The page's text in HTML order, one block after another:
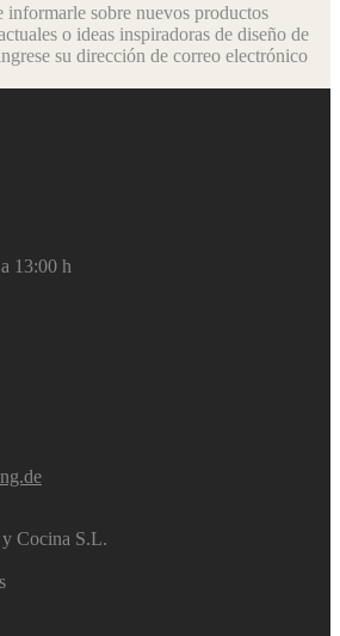
informarle sobre nuevos productos
o ideas inspiradoras de diseño de
su dirección de correo electrónico
13:00 h
Cocina S.L.